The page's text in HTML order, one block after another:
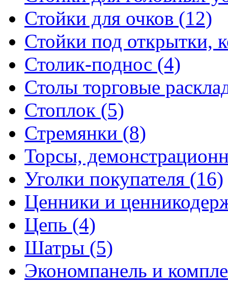
Стойки для очков (12)
Стойки под открытки,
Столик-поднос (4)
Столы торговые
Стоплок (5)
Стремянки (8)
Торсы,
Уголки покупателя (16)
Ценники и
Цепь (4)
Шатры (5)
Экономпанель и